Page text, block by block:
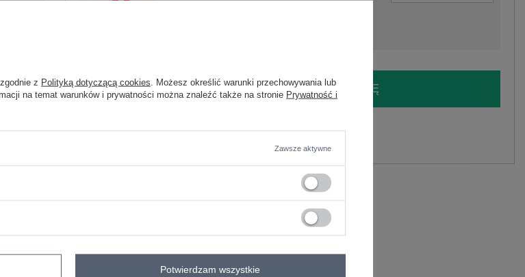
ZALOGUJ SIĘ I ZOBACZ CENĘ
Zadaj pytanie
typ produktu
spodnie dresowe
z Polityką dotyczącą cookies . Możesz określić warunki przechowywania lub
na temat warunków i prywatności można znaleźć także na stronie Prywatność i
Zawsze aktywne
Potwierdzam wszystkie